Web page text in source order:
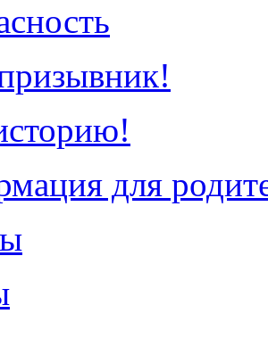
для